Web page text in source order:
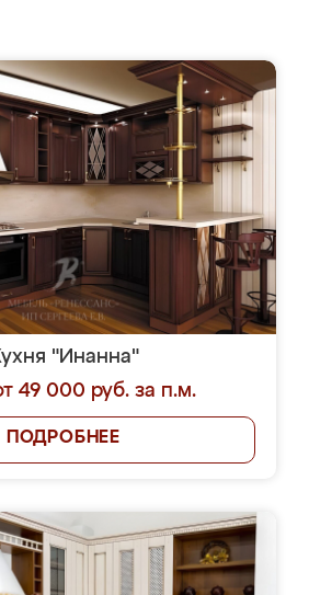
"Инанна"
49 000 руб. за п.м.
ПОДРОБНЕЕ